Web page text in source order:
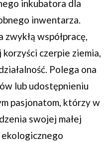
inkubatora dla
inwentarza.
współpracę,
czerpie ziemia,
Polega ona
lub udostępnieniu
pasjonatom, którzy w
swojej małej